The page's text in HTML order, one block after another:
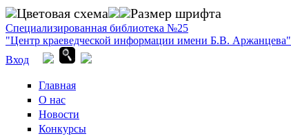
Перейти к основному содержанию
Цветовая схема Размер шрифта
Специализированная библиотека №25
"Центр краеведческой информации имени Б.В. Аржанцева"
Вход
Главная
О нас
Новости
Конкурсы